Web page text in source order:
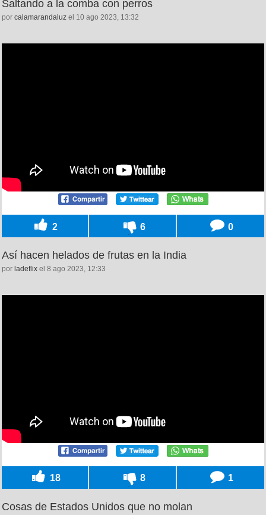
Saltando a la comba con perros
por calamarandaluz el 10 ago 2023, 13:32
2 6 0
Así hacen helados de frutas en la India
por ladeflix el 8 ago 2023, 12:33
18 8 1
Cosas de Estados Unidos que no molan